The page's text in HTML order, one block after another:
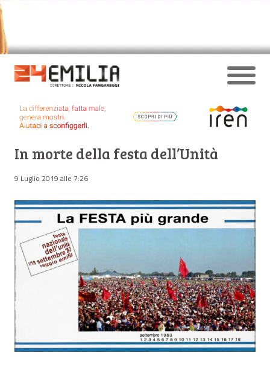
In morte della festa dell’Unità
9 Luglio 2019 alle 7:26